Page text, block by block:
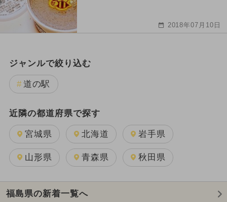
2018年07月10日
ジャンルで絞り込む
道の駅
近隣の都道府県で探す
宮城県 北海道 岩手県
山形県 青森県 秋田県
福島県の新着一覧へ